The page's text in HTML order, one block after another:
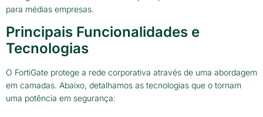
para médias empresas.
Principais Funcionalidades e
Tecnologias
O FortiGate protege a rede corporativa através de uma abordagem
em camadas. Abaixo, detalhamos as tecnologias que o tornam
uma potência em segurança: